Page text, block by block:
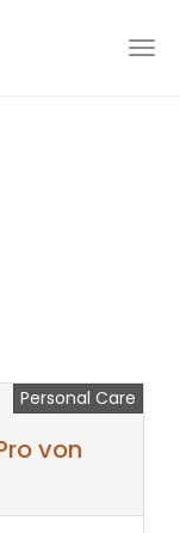
Personal Care
von